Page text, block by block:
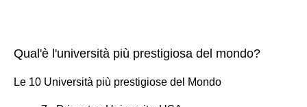
Qual'è l'università più prestigiosa del mondo?
Le 10 Università più prestigiose del Mondo